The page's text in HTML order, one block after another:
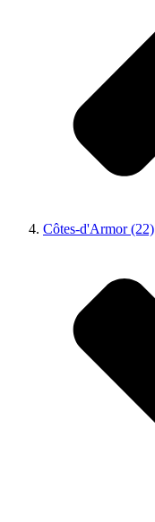
Côtes-d'Armor (22)